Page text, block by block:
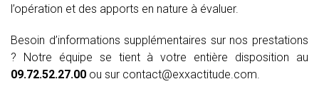
l’opération et des apports en nature à évaluer.
Besoin d’informations supplémentaires sur nos prestations
? Notre équipe se tient à votre entière disposition au
09.72.52.27.00 ou sur contact@exxactitude.com.